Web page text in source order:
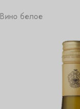
Вино белое